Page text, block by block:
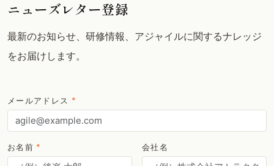
ニューズレター登録
最新のお知らせ、研修情報、アジャイルに関するナレッジ
をお届けします。
メールアドレス *
お名前 * 会社名